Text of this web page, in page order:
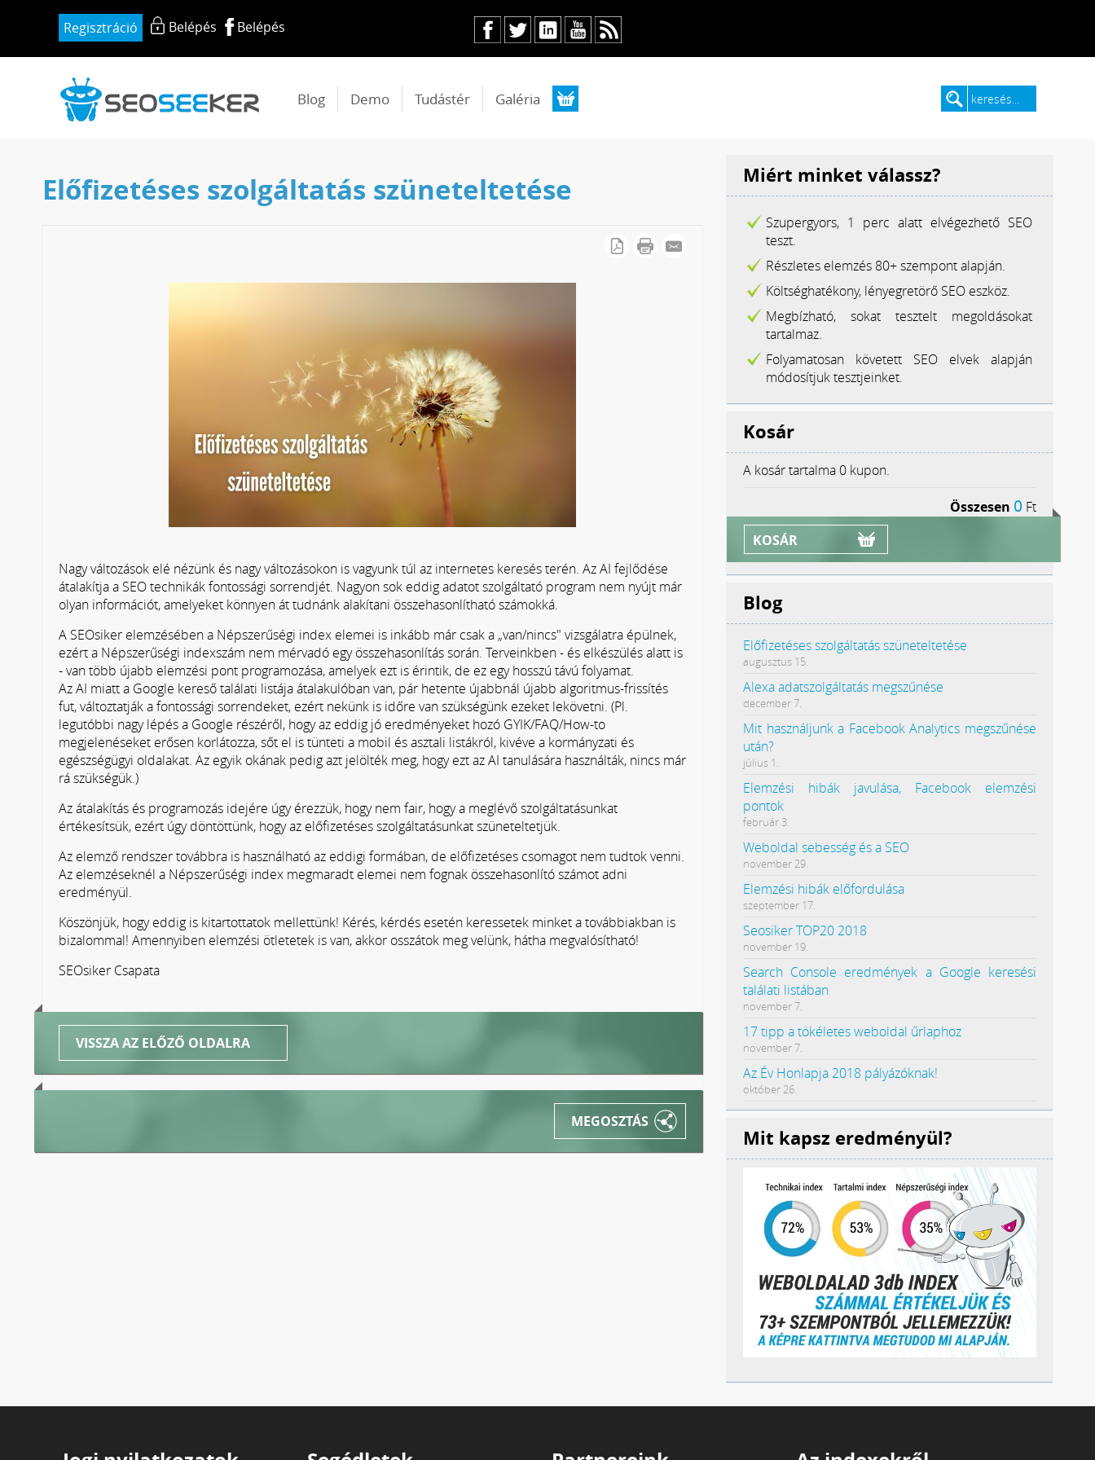
Regisztráció Belépés Belépés
Blog Demo Tudástér Galéria
Előfizetéses szolgáltatás szüneteltetése
Nagy változások elé nézünk és nagy változásokon is vagyunk túl az internetes keresés terén. Az AI fejlődése
átalakítja a SEO technikák fontossági sorrendjét. Nagyon sok eddig adatot szolgáltató program nem nyújt már
olyan információt, amelyeket könnyen át tudnánk alakítani összehasonlítható számokká.
A SEOsiker elemzésében a Népszerűségi index elemei is inkább már csak a „van/nincs" vizsgálatra épülnek,
ezért a Népszerűségi indexszám nem mérvadó egy összehasonlítás során. Terveinkben - és elkészülés alatt is
- van több újabb elemzési pont programozása, amelyek ezt is érintik, de ez egy hosszú távú folyamat.
Az AI miatt a Google kereső találati listája átalakulóban van, pár hetente újabbnál újabb algoritmus-frissítés
fut, változtatják a fontossági sorrendeket, ezért nekünk is időre van szükségünk ezeket lekövetni. (Pl.
legutóbbi nagy lépés a Google részéről, hogy az eddig jó eredményeket hozó GYIK/FAQ/How-to
megjelenéseket erősen korlátozza, sőt el is tünteti a mobil és asztali listákról, kivéve a kormányzati és
egészségügyi oldalakat. Az egyik okának pedig azt jelölték meg, hogy ezt az AI tanulására használták, nincs már
rá szükségük.)
Az átalakítás és programozás idejére úgy érezzük, hogy nem fair, hogy a meglévő szolgáltatásunkat
értékesítsük, ezért úgy döntöttünk, hogy az előfizetéses szolgáltatásunkat szüneteltetjük.
Az elemző rendszer továbbra is használható az eddigi formában, de előfizetéses csomagot nem tudtok venni.
Az elemzéseknél a Népszerűségi index megmaradt elemei nem fognak összehasonlító számot adni
eredményül.
Köszönjük, hogy eddig is kitartottatok mellettünk! Kérés, kérdés esetén keressetek minket a továbbiakban is
bizalommal! Amennyiben elemzési ötletetek is van, akkor osszátok meg velünk, hátha megvalósítható!
SEOsiker Csapata
VISSZA AZ ELŐZŐ OLDALRA
MEGOSZTÁS
Miért minket válassz?
Szupergyors, 1 perc alatt elvégezhető SEO
teszt.
Részletes elemzés 80+ szempont alapján.
Költséghatékony, lényegretörő SEO eszköz.
Megbízható, sokat tesztelt megoldásokat
tartalmaz.
Folyamatosan követett SEO elvek alapján
módosítjuk tesztjeinket.
Kosár
A kosár tartalma 0 kupon.
Összesen 0 Ft
KOSÁR
Blog
Előfizetéses szolgáltatás szüneteltetése
augusztus 15.
Alexa adatszolgáltatás megszűnése
december 7.
Mit használjunk a Facebook Analytics megszűnése
után?
július 1.
Elemzési hibák javulása, Facebook elemzési
pontok
február 3.
Weboldal sebesség és a SEO
november 29.
Elemzési hibák előfordulása
szeptember 17.
Seosiker TOP20 2018
november 19.
Search Console eredmények a Google keresési
találati listában
november 7.
17 tipp a tökéletes weboldal űrlaphoz
november 7.
Az Év Honlapja 2018 pályázóknak!
október 26.
Mit kapsz eredményül?